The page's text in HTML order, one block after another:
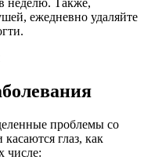
ежедневно удаляйте
проблемы со
глаз, как
числе: